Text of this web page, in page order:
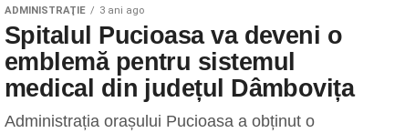
ADMINISTRAŢIE 3 ani ago
Spitalul Pucioasa va deveni o
emblemă pentru sistemul
medical din județul Dâmbovița
Administrația orașului Pucioasa a obținut o